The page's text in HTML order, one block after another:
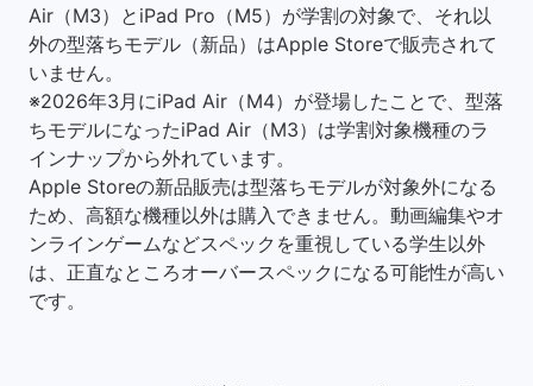
Air（M3）とiPad Pro（M5）が学割の対象で、それ以
外の型落ちモデル（新品）はApple Storeで販売されて
いません。
※2026年3月にiPad Air（M4）が登場したことで、型落
ちモデルになったiPad Air（M3）は学割対象機種のラ
インナップから外れています。
Apple Storeの新品販売は型落ちモデルが対象外になる
ため、高額な機種以外は購入できません。動画編集やオ
ンラインゲームなどスペックを重視している学生以外
は、正直なところオーバースペックになる可能性が高い
です。